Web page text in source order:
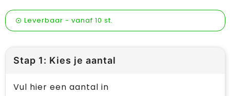
Leverbaar - vanaf 10 st.
Stap 1: Kies je aantal
Vul hier een aantal in